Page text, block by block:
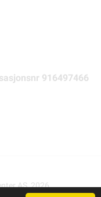
916497466
AS, 2026